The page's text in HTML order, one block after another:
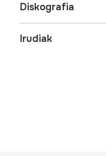
Diskografia
Irudiak